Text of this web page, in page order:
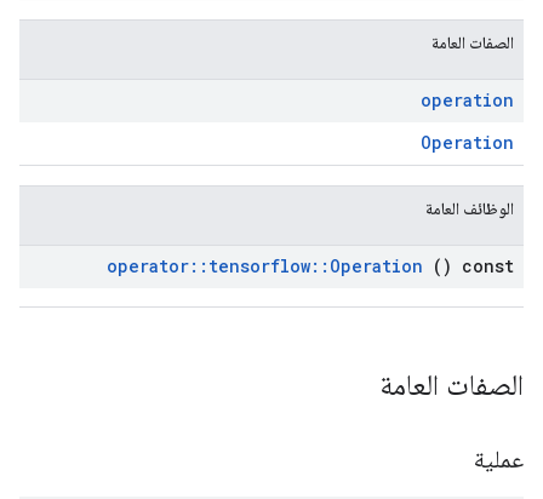
الصفات العامة
operation
Operation
الوظائف العامة
operator:: tensorflow:: Operation () const
الصفات العامة
عملية